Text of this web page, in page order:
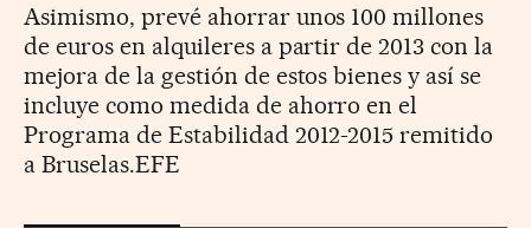
Asimismo, prevé ahorrar unos 100 millones
de euros en alquileres a partir de 2013 con la
mejora de la gestión de estos bienes y así se
incluye como medida de ahorro en el
Programa de Estabilidad 2012-2015 remitido
a Bruselas.EFE